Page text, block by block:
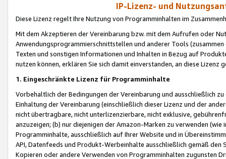
IP-Lizenz- und
Diese Lizenz regelt Ihre Nutzung von Programminhalten im
Mit dem Akzeptieren der Vereinbarung bzw. mit dem Aufrufen oder
Anwendungsprogrammierschnittstellen und anderer Tools (zusammen
Texten und sonstigen Informationen und Inhalten in Bezug auf
nutzen können, erklären Sie sich damit einverstanden, an diese Lizenz
1. Eingeschränkte Lizenz für Programminhalte
Vorbehaltlich der Bedingungen der Vereinbarung und ausschließlich
Einhaltung der Vereinbarung (einschließlich dieser Lizenz und der
nicht übertragbare, nicht unterlizenzierbare, nicht exklusive,
anzuzeigen; (b) nur diejenigen der Amazon-Marken zu verwenden
Programminhalte, ausschließlich auf Ihrer Website und in
API, Datenfeeds und Produkt-Werbeinhalte ausschließlich gemäß
Kopieren oder andere Verwenden von Programminhalten zugunsten